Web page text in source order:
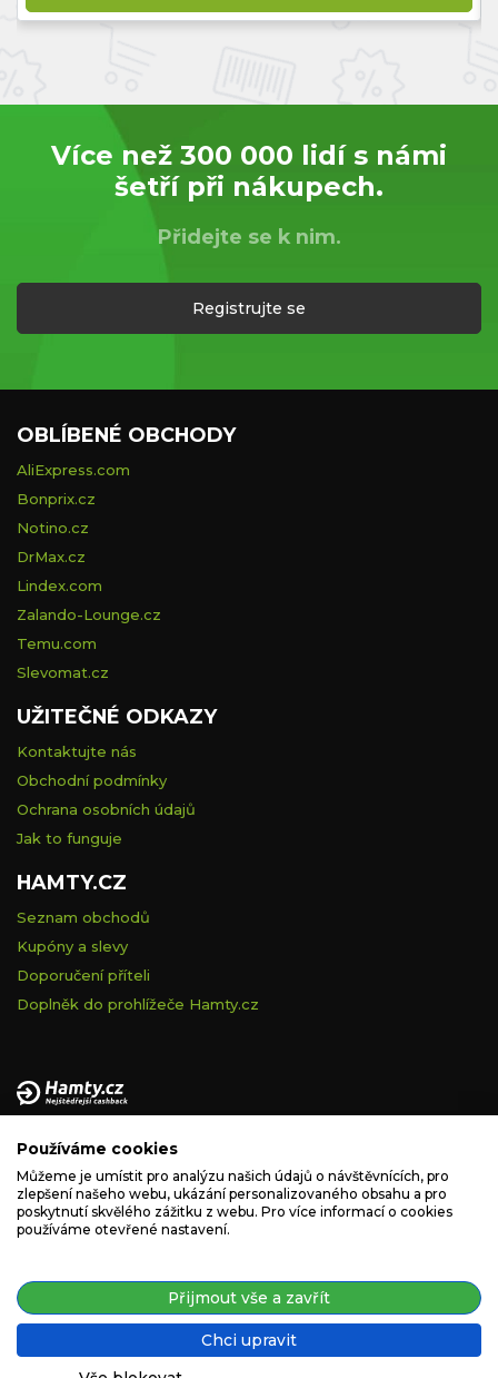
Více než 300 000 lidí s námi
šetří při nákupech.
Přidejte se k nim.
Registrujte se
sídlem Na vápence 2885/2a, 130 00 Praha 3, IČ: 05228972,
zapsaná v obchodním rejstříku vedeném Městským soudem v
Praze, spisová značka C 260335.
podpora@hamty.cz
OBLÍBENÉ OBCHODY
AliExpress.com
Bonprix.cz
Notino.cz
DrMax.cz
Lindex.com
Zalando-Lounge.cz
Temu.com
Slevomat.cz
UŽITEČNÉ ODKAZY
Kontaktujte nás
Obchodní podmínky
Ochrana osobních údajů
Jak to funguje
HAMTY.CZ
Seznam obchodů
Kupóny a slevy
Doporučení příteli
Doplněk do prohlížeče Hamty.cz
Copyright © 2019 - 2026. Všechna práva vyhrazena.
Používáme cookies
Můžeme je umístit pro analýzu našich údajů o návštěvnících, pro
zlepšení našeho webu, ukázání personalizovaného obsahu a pro
poskytnutí skvělého zážitku z webu. Pro více informací o cookies
používáme otevřené nastavení.
Přijmout vše a zavřít
Chci upravit